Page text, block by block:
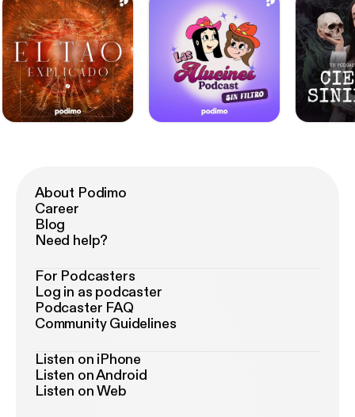
"Erinomainen! Luin sen alle vuorokaudessa enkä
halunnut lopettaa lukemista! Se oli täynnä käänteitä
ja jännitystä alusta aina viimeiselle sivulle! Et halua
missata tätä…! Se on ahmittava loppuun asti!" –
NetGalley-arvostelu
About Podimo
Career
Blog
Need help?
For Podcasters
Log in as podcaster
Podcaster FAQ
Community Guidelines
Listen on iPhone
Listen on Android
Listen on Web